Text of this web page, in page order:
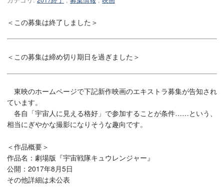
＜この募集は終了しました＞
＜この募集は締め切り期日を過ぎました＞
東映のホームページで下記新作映画のエキストラ募集が告知され
ています。
各自「宇宙人に見える格好」で参加することが条件……という、
相当にぎやかな撮影になりそうな趣向です。
＜作品概要＞
作品名：劇場版『宇宙戦隊キュウレンジャー』
公開：2017年8月5日
その他詳細は未公表